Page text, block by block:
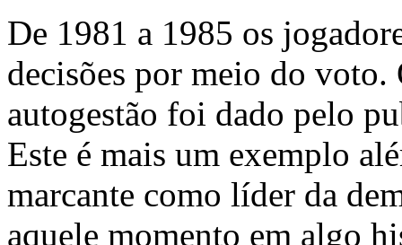
De 1981 a 1985 os
decisões por meio do
autogestão foi dado pelo
Este é mais um exemplo
marcante como líder da
aquele momento em algo